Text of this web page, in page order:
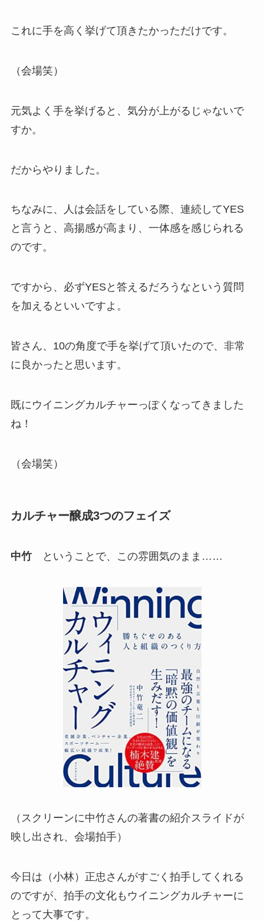
これに手を高く挙げて頂きたかっただけです。
（会場笑）
元気よく手を挙げると、気分が上がるじゃないで
すか。
だからやりました。
ちなみに、人は会話をしている際、連続してYES
と言うと、高揚感が高まり、一体感を感じられる
のです。
ですから、必ずYESと答えるだろうなという質問
を加えるといいですよ。
皆さん、10の角度で手を挙げて頂いたので、非常
に良かったと思います。
既にウイニングカルチャーっぽくなってきました
ね！
（会場笑）
カルチャー醸成3つのフェイズ
中竹ということで、この雰囲気のまま……
（スクリーンに中竹さんの著書の紹介スライドが
映し出され、会場拍手）
今日は（小林）正忠さんがすごく拍手してくれる
のですが、拍手の文化もウイニングカルチャーに
とって大事です。